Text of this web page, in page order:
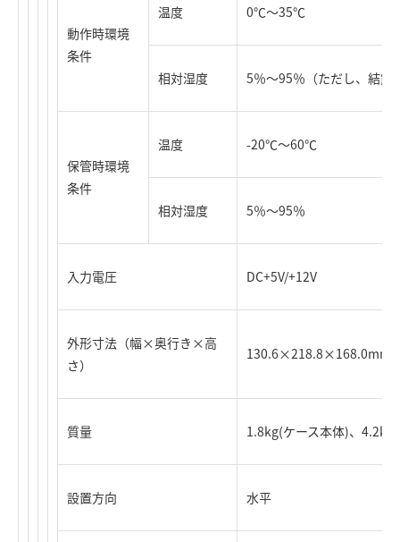
動作時環境
条件
温度 0℃～35℃
相対湿度 5％～95％（ただし、結露
保管時環境
条件
温度 -20℃～60℃
相対湿度 5％～95％
入力電圧 DC+5V/+12V
外形寸法（幅×奥行き×高
さ）
130.6×218.8×168.0mm
質量 1.8kg(ケース本体)、
設置方向 水平